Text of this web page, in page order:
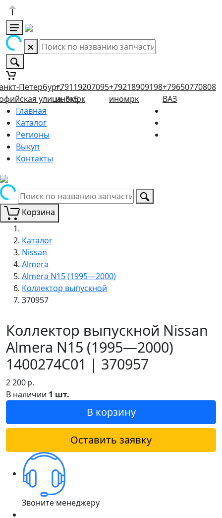
Петербург,
улица, 8к5
+79119207095
иномрк
+79218909198
иномрк
+79650770808
ВАЗ
Главная
Каталог
Регионы
Выкуп
Контакты
Корзина
Каталог
Nissan
Almera
Almera N15 (1995—2000)
Коллектор выпускной
370957
Коллектор выпускной Nissan
Almera N15 (1995—2000)
1400274C01 | 370957
2 200р.
В наличии 1 шт.
В корзину
Оставить заявку
Звоните менеджеру